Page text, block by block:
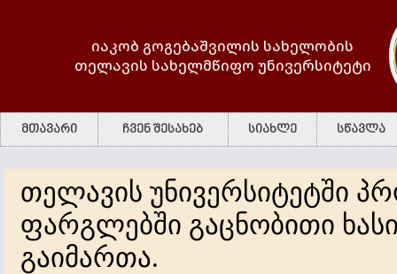
იაკობ გოგებაშვილის სახელობის
თელავის სახელმწიფო უნივერსიტეტი
მთავარი ჩვენ შესახებ სიახლე სწავლა
თელავის უნივერსიტეტში
ფარგლებში გაცნობითი
გაიმართა.